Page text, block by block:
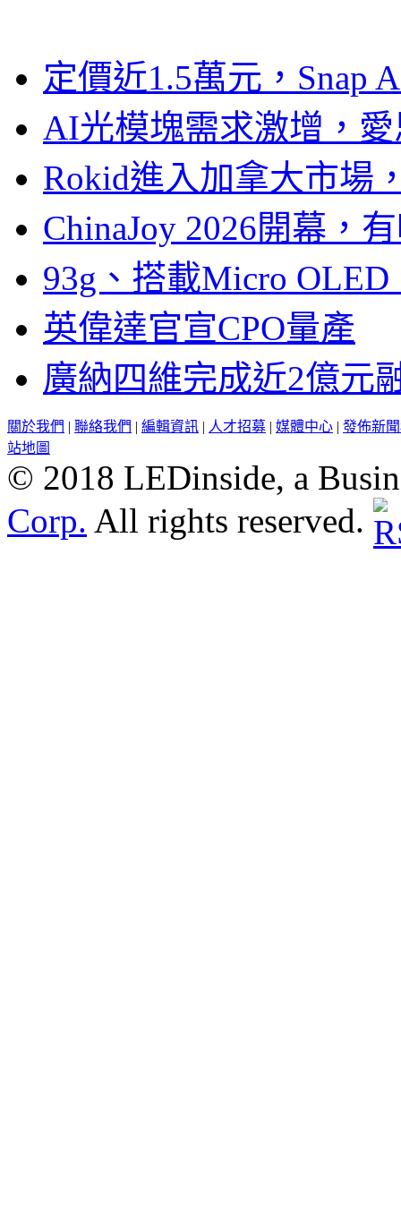
定價近1.5萬元，Snap
AI光模塊需求激增，
Rokid進入加拿大市場
ChinaJoy 2026開幕，
93g、搭載Micro
英偉達官宣CPO量產
廣納四維完成近2億元
關於我們 | 聯絡我們 | 編輯資訊 | 人才招募 | 媒體中心 | 發佈新
站地圖
© 2018 LEDinside, a
Corp. All rights reserved.